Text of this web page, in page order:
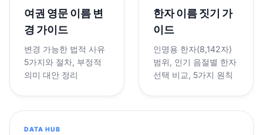
여권 영문 이름 변
경 가이드
변경 가능한 법적 사유
5가지와 절차, 부정적
의미 대안 정리
한자 이름 짓기 가
이드
인명용 한자(8,142자)
범위, 인기 음절별 한자
선택 비교, 5가지 원칙
DATA HUB